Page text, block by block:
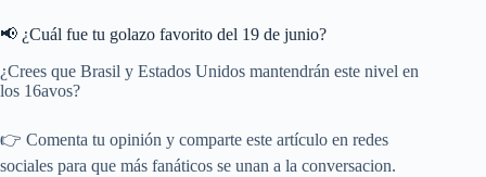
📢 ¿Cuál fue tu golazo favorito del 19 de junio?
¿Crees que Brasil y Estados Unidos mantendrán este nivel en
los 16avos?
👉 Comenta tu opinión y comparte este artículo en redes
sociales para que más fanáticos se unan a la conversacion.